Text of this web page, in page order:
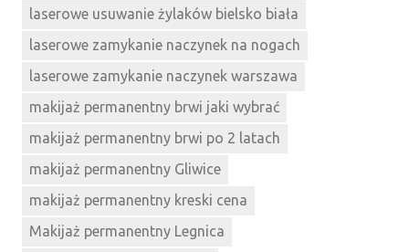
laserowe usuwanie żylaków bielsko biała
laserowe zamykanie naczynek na nogach
laserowe zamykanie naczynek warszawa
makijaż permanentny brwi jaki wybrać
makijaż permanentny brwi po 2 latach
makijaż permanentny Gliwice
makijaż permanentny kreski cena
Makijaż permanentny Legnica